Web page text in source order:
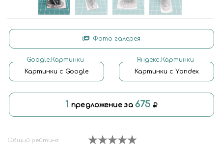
Фото галерея
Google.Картинки
Картинки с Google
Яндекс.Картинки
Картинки с Yandex
1 предложение за675
Общий рейтинг